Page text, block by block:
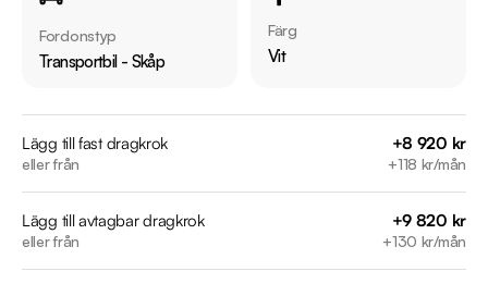
Jämför denna bil med någon av våra andra Opel Combo i
lager. Se våra bilar på https://www.riddermarkbil.se/kopa-
bil/?series=combo
Övrig information om bilen:
Fordonstyp
Transportbil - Skåp
Färg
Vit
Lägg till fast dragkrok
eller från
+8 920 kr
+118 kr/mån
Lägg till avtagbar dragkrok
eller från
+9 820 kr
+130 kr/mån